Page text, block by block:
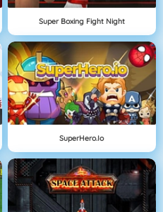
Super Boxing Fight Night
SuperHero.io